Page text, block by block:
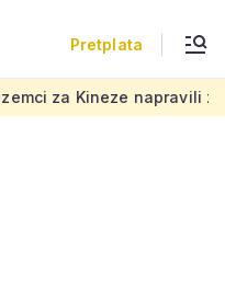
Pretplata
Kineze napravili zgradu